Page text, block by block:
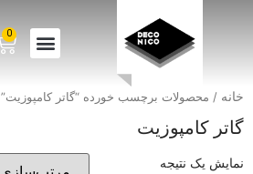
0
خانه / محصولات برچسب خورده “گاتر کامپوزیت”
گاتر کامپوزیت
نمایش یک نتیجه